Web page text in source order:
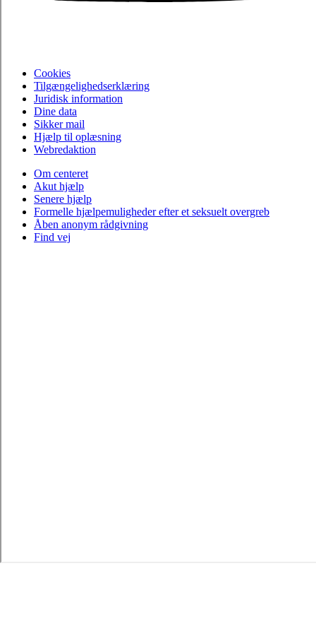
Cookies
Tilgængelighedserklæring
Juridisk information
Dine data
Sikker mail
Hjælp til oplæsning
Webredaktion
Om centeret
Akut hjælp
Senere hjælp
Formelle hjælpemuligheder efter et seksuelt overgreb
Åben anonym rådgivning
Find vej